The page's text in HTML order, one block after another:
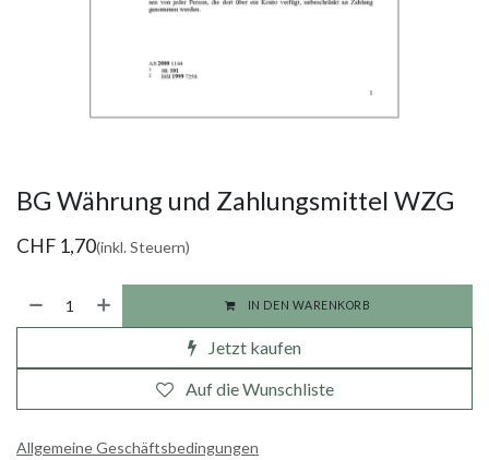
BG Währung und Zahlungsmittel WZG
CHF 1,70(inkl. Steuern)
IN DEN WARENKORB
Jetzt kaufen
Auf die Wunschliste
Allgemeine Geschäftsbedingungen